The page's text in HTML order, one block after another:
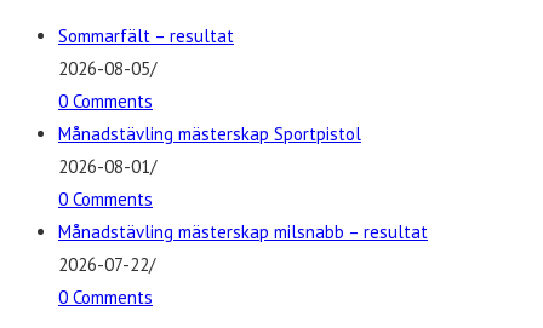
Sommarfält – resultat
2026-08-05/
0 Comments
Månadstävling mästerskap Sportpistol
2026-08-01/
0 Comments
Månadstävling mästerskap milsnabb – resultat
2026-07-22/
0 Comments